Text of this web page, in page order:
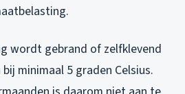
wordt gebrand of zelfklevend
minimaal 5 graden Celsius.